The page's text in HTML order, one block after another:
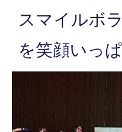
スマイルボ
を笑顔いっ